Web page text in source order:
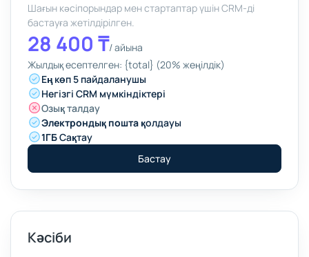
Шағын кәсіпорындар мен стартаптар үшін CRM-ді
бастауға жетілдірілген.
28 400 ₸/айына
Жылдық есептелген: {total} (20% жеңілдік)
Ең көп 5 пайдаланушы
Негізгі CRM мүмкіндіктері
Озық талдау
Электрондық пошта қолдауы
1ГБСақтау
Бастау
Кәсіби